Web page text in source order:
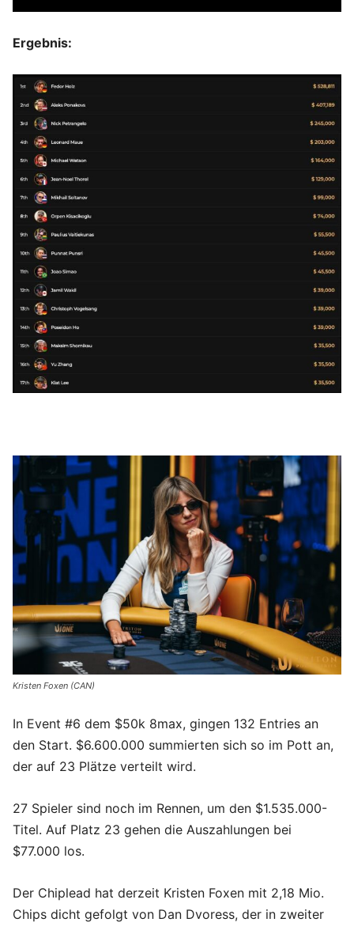
Ergebnis:
Kristen Foxen (CAN)
In Event #6 dem $50k 8max, gingen 132 Entries an
den Start. $6.600.000 summierten sich so im Pott an,
der auf 23 Plätze verteilt wird.
27 Spieler sind noch im Rennen, um den $1.535.000-
Titel. Auf Platz 23 gehen die Auszahlungen bei
$77.000 los.
Der Chiplead hat derzeit Kristen Foxen mit 2,18 Mio.
Chips dicht gefolgt von Dan Dvoress, der in zweiter